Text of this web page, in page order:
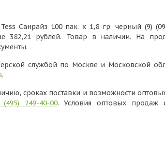
Санрайз 100 пак. х 1,8 гр. черный (9)
382,21 рублей. Товар в наличии. На
службой по Москве и Московской
.
сроках поставки и возможности оптовых
(495) 249-40-00. Условия оптовых продаж